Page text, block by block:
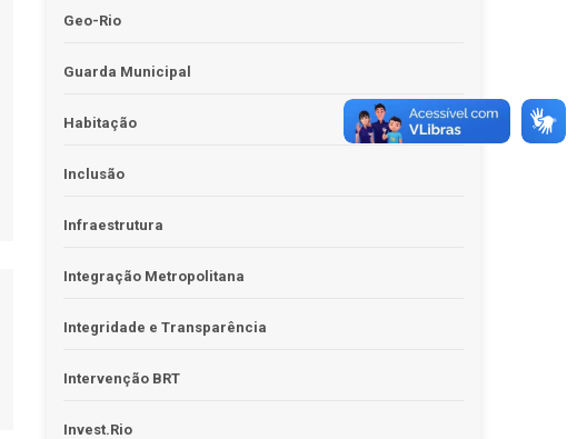
Geo-Rio
Guarda Municipal
Habitação
Inclusão
Infraestrutura
Integração Metropolitana
Integridade e Transparência
Intervenção BRT
Invest.Rio